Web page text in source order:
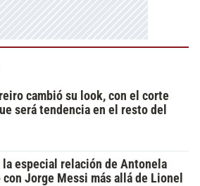
cambió su look, con el corte
será tendencia en el resto del
la especial relación de Antonela
con Jorge Messi más allá de Lionel